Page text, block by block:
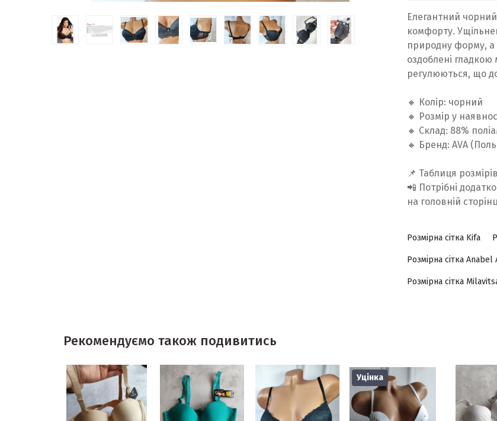
Елегантний
комфорту.
природну форму, а
оздоблені гладкою
регулюються, що
🔸 Колір: чорний
🔸 Розмір у
🔸 Склад: 88%
🔸 Бренд: AVA
📌 Таблиця
📲 Потрібні
на головній
Розмірна сітка Kifa
Розмірна сітка Anabel
Розмірна сітка
Рекомендуємо також подивитись
Уцінка